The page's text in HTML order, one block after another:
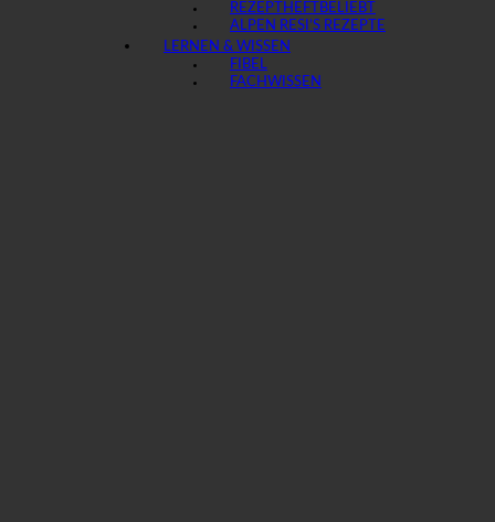
REZEPTHEFT
ALPEN RESI’S REZEPTE
LERNEN & WISSEN
FIBEL
FACHWISSEN